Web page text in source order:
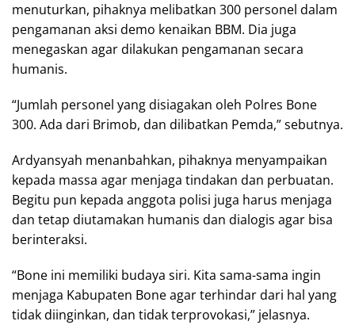
menuturkan, pihaknya melibatkan 300 personel dalam
pengamanan aksi demo kenaikan BBM. Dia juga
menegaskan agar dilakukan pengamanan secara
humanis.
“Jumlah personel yang disiagakan oleh Polres Bone
300. Ada dari Brimob, dan dilibatkan Pemda,” sebutnya.
Ardyansyah menanbahkan, pihaknya menyampaikan
kepada massa agar menjaga tindakan dan perbuatan.
Begitu pun kepada anggota polisi juga harus menjaga
dan tetap diutamakan humanis dan dialogis agar bisa
berinteraksi.
“Bone ini memiliki budaya siri. Kita sama-sama ingin
menjaga Kabupaten Bone agar terhindar dari hal yang
tidak diinginkan, dan tidak terprovokasi,” jelasnya.